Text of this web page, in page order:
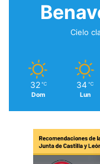
Cielo
32 ℃
Dom
34 ℃
Lun